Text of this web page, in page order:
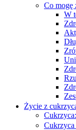
Co mogę
W
Życie z
Cukrzyca